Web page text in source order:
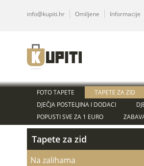
Tapete za zid
Na zalihama
FOTO TAPETE TAPETE ZA ZID
DJEČJA POSTELJINA I DODACI
POPUSTI SVE ZA 1 EURO
info@kupiti.hr Omiljene Informacije